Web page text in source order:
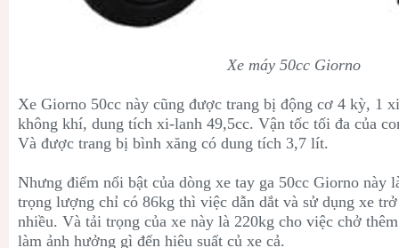
Xe máy 50cc Giorno
Xe Giorno 50cc này cũng được trang bị động cơ 4 kỳ, 1
không khí, dung tích xi-lanh 49,5cc. Vận tốc tối đa của
Và được trang bị bình xăng có dung tích 3,7 lít.
Nhưng điểm nổi bật của dòng xe tay ga 50cc Giorno này
trọng lượng chỉ có 86kg thì việc dẫn dắt và sử dụng xe
nhiều. Và tải trọng của xe này là 220kg cho việc chở
làm ảnh hưởng gì đến hiêu suất củ xe cả.